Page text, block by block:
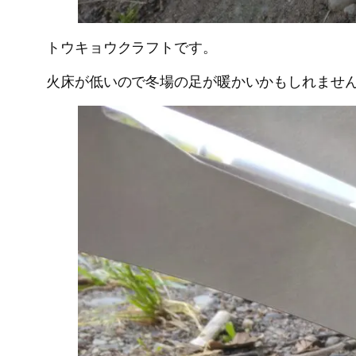
トウキョウクラフトです。
火床が低いので冬場の足が暖かいかもしれませ